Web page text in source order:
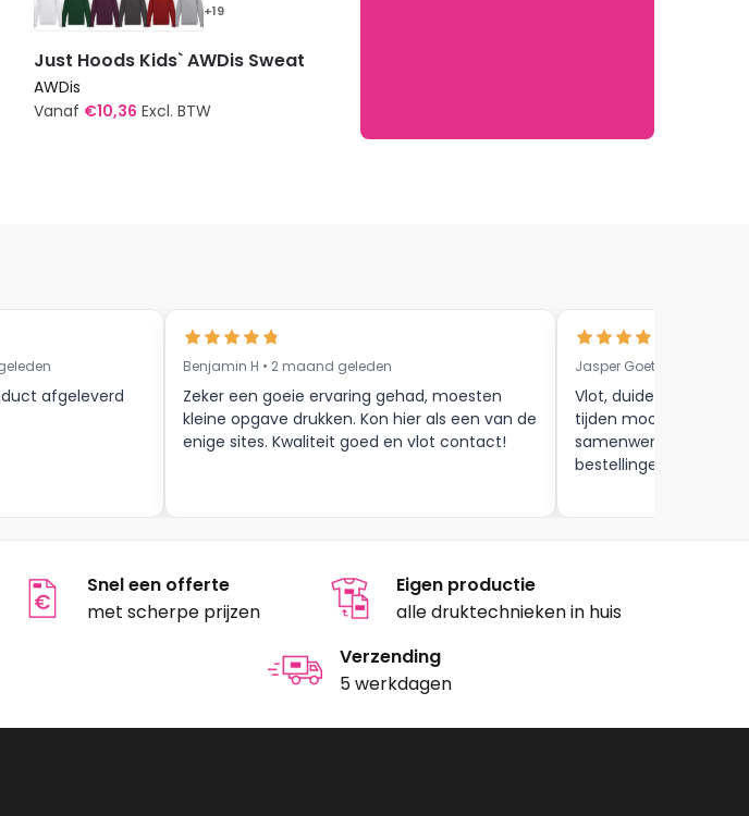
+19
Just Hoods Kids` AWDis Sweat
AWDis
Vanaf €10,36 Excl. BTW
optie
gekozen
worden
afgeleverd
Benjamin H • 2 maand geleden
Zeker een goeie ervaring gehad, moesten
kleine opgave drukken. Kon hier als een van de
enige sites. Kwaliteit goed en vlot contact!
Jasper Goethals • 9
Vlot, duidelijke
tijden mooie
samenwerking tot
bestellingen , zijn
Snel een offerte
met scherpe prijzen
Eigen productie
alle druktechnieken in huis
Verzending
5 werkdagen